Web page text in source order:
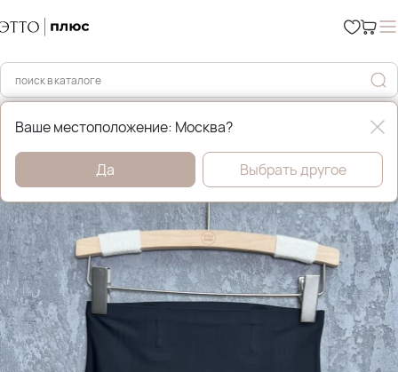
Главная Нижнее бельё
Ваше местоположение: Москва?
Да Выбрать другое